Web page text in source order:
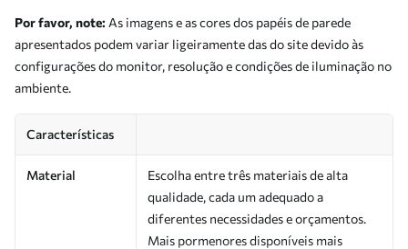
Por favor, note: As imagens e as cores dos papéis de parede
apresentados podem variar ligeiramente das do site devido às
configurações do monitor, resolução e condições de iluminação no
ambiente.
Características
Material
Escolha entre três materiais de alta
qualidade, cada um adequado a
diferentes necessidades e orçamentos.
Mais pormenores disponíveis mais